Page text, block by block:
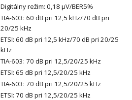
Digitálny režim: 0,18 μV/BER5%
TIA-603: 60 dB pri 12,5 kHz/70 dB pri
20/25 kHz
ETSI: 60 dB pri 12,5 kHz/70 dB pri 20/25
kHz
TIA-603: 70 dB pri 12,5/20/25 kHz
ETSI: 65 dB pri 12,5/20/25 kHz
TIA-603: 70 dB pri 12,5/20/25 kHz
ETSI: 70 dB pri 12,5/20/25 kHz